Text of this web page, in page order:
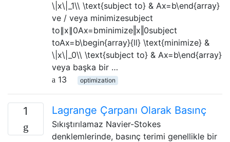
\|x\|_1\\ \text{subject to} & Ax=b\end{array}
ve / veya minimizesubject
to∥x∥0Ax=bminimize‖x‖0subject
toAx=b\begin{array}{ll} \text{minimize} &
\|x\|_0\\ \text{subject to} & Ax=b\end{array}
veya başka bir …
13
optimization
1 Lagrange Çarpanı Olarak Basınç
Sıkıştırılamaz Navier-Stokes
denklemlerinde, basınç terimi genellikle bir